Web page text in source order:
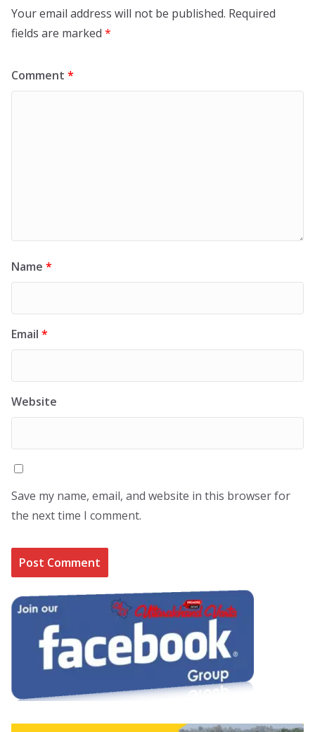
Your email address will not be published. Required
fields are marked *
Comment *
Name *
Email *
Website
Save my name, email, and website in this browser for
the next time I comment.